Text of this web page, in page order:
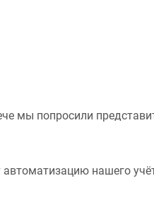
мы попросили
нашего